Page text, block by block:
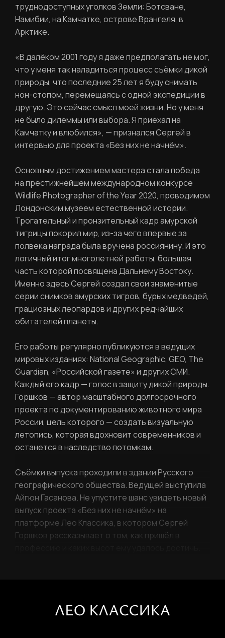
труднодоступных уголков Земли: Ботсване,
Намибии, на Камчатке, острове Врангеля, в
Арктике.
«В далёком 2001 году я даже предполагать не мог,
что у меня так наладиться процесс съёмки дикой
природы, что последние 25 лет я буду снимать
нон-стопом, перемещаясь с одной экспедиции в
другую. Это сейчас смысл моей жизни. Но у меня
не было дилеммы или выбора. Я приехал на
Камчатку и влюбился», — признался Сергей в
интервью для проекта «Без них не начнём».
Основным достижением мастера стала победа
на престижнейшем международном конкурсе
Wildlife Photographer of the Year 2020, проводимом
Лондонским музеем естественной истории.
Трогательный и пронзительный кадр амурской
тигрицы покорил мир, из-за чего впервые за
полвека награда была вручена россиянину. И это
логичный итог многолетней работы, большая
часть которой посвящена Дальнему Востоку.
Именно здесь Сергей создал свои знаменитые
серии снимков амурских тигров, бурых медведей,
грациозных леопардов и других редчайших
обитателей планеты.
Его работы регулярно публикуются в ведущих
мировых изданиях: National Geographic, GEO, The
Guardian, «Российской газете» и других СМИ.
Каждый его кадр — голос в защиту дикой природы.
Горшков — автор масштабного долгосрочного
проекта по документированию животного мира
России, цель которого — создать визуальную
летопись, которая вдохновит современников и
останется в наследство потомкам.
Съёмки выпуска проходили в здании Русского
географического общества. Ведущей выступила
Айгюн Гасанова. Не упустите шанс увидеть новый
выпуск проекта «Без них не начнём» на
платформе Лео Классика, в котором Сергей
Горшков рассказывает о том, как пришёл в
ЛИЧНЫЙ КАБИНЕТ
Ваш email
Войти
Забыли пароль?
Регистрация
Ваше имя
Фамилия
Ваш email
Задайте пароль
Повторите пароль
Нажимая кнопку «Отправить», вы
соглашаетесь справилами обработки
персональных данных
Отправить
Вход в личный кабинет
ВОССТАНОВИТЬ ПАРОЛЬ
Вход в личный кабинет